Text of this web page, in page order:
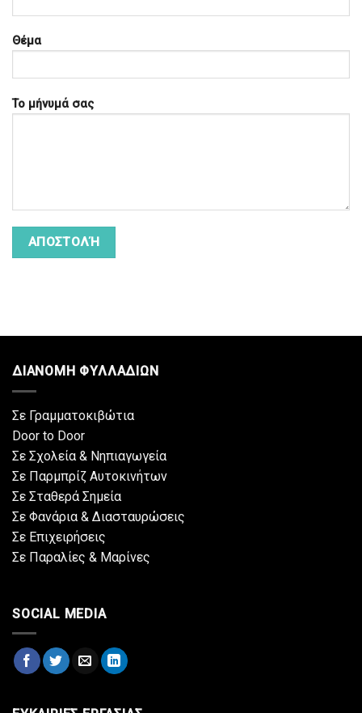
Θέμα
Το μήνυμά σας
ΔΙΑΝΟΜΗ ΦΥΛΛΑΔΙΩΝ
Σε Γραμματοκιβώτια
Door to Door
Σε Σχολεία & Νηπιαγωγεία
Σε Παρμπρίζ Αυτοκινήτων
Σε Σταθερά Σημεία
Σε Φανάρια & Διασταυρώσεις
Σε Επιχειρήσεις
Σε Παραλίες & Μαρίνες
SOCIAL MEDIA